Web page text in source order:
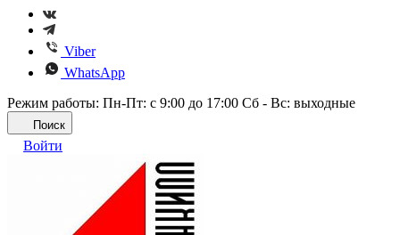
Viber
WhatsApp
Режим работы: Пн-Пт: с 9:00 до 17:00 Сб - Вс: выходные
Поиск
Войти